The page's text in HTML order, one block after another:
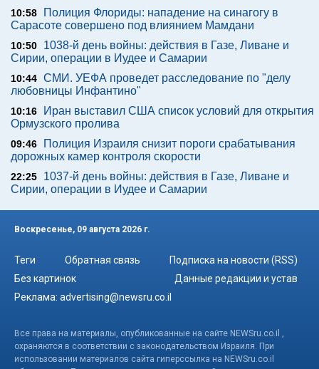
10:58
Полиция Флориды: нападение на синагогу в
Сарасоте совершено под влиянием Мамдани
10:50
1038-й день войны: действия в Газе, Ливане и
Сирии, операции в Иудее и Самарии
10:44 СМИ. УЕФА проведет расследование по "делу
любовницы Инфантино"
10:16
Иран выставил США список условий для открытия
Ормузского пролива
09:46
Полиция Израиля снизит пороги срабатывания
дорожных камер контроля скорости
22:25
1037-й день войны: действия в Газе, Ливане и
Сирии, операции в Иудее и Самарии
Воскресенье, 09 августа 2026 г.
Теги Обратная связь
Подписка на новости (RSS)
Без картинок
Данные редакции и устав
Реклама: advertising@newsru.co.il
Все права на материалы, опубликованные на сайте NEWSru.co.il ,
охраняются в соответствии с законодательством Израиля. При
использовании материалов сайта гиперссылка на NEWSru.co.il